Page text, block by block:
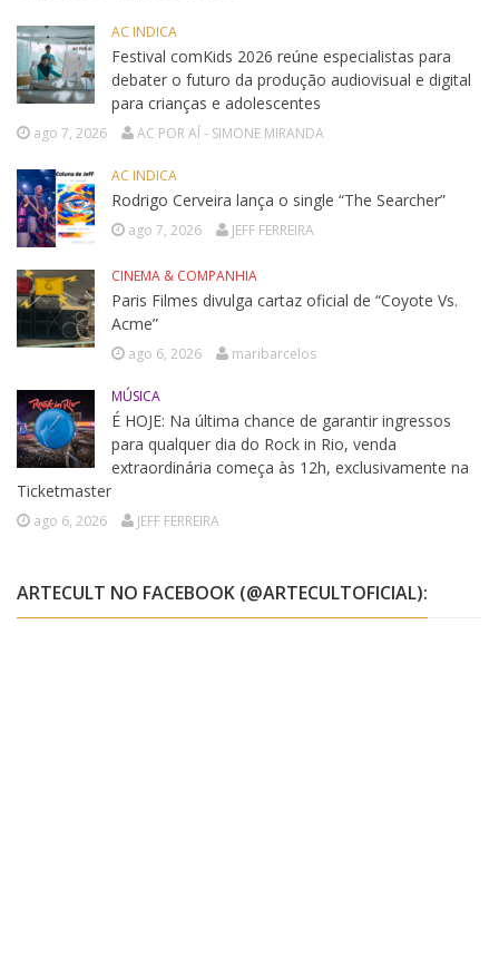
AC INDICA
Festival comKids 2026 reúne especialistas para
debater o futuro da produção audiovisual e digital
para crianças e adolescentes
ago 7, 2026 AC POR AÍ - SIMONE MIRANDA
AC INDICA
Rodrigo Cerveira lança o single “The Searcher”
ago 7, 2026 JEFF FERREIRA
CINEMA & COMPANHIA
Paris Filmes divulga cartaz oficial de “Coyote Vs.
Acme”
ago 6, 2026 maribarcelos
MÚSICA
É HOJE: Na última chance de garantir ingressos
para qualquer dia do Rock in Rio, venda
extraordinária começa às 12h, exclusivamente na
Ticketmaster
ago 6, 2026 JEFF FERREIRA
ARTECULT NO FACEBOOK (@ARTECULTOFICIAL):